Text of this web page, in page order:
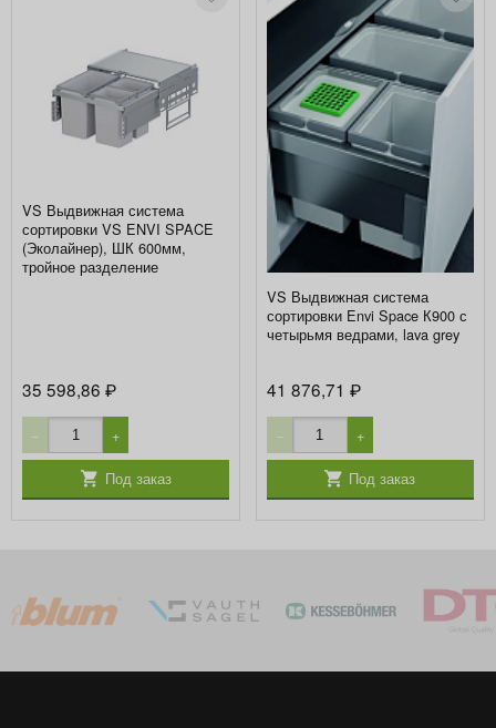
VS Выдвижная система
сортировки VS ENVI SPACE
(Эколайнер), ШК 600мм,
тройное разделение
35 598,86₽
− +
Под заказ
VS Выдвижная система
сортировки Envi Space К900 с
четырьмя ведрами, lava grey
41 876,71 ₽
− +
Под заказ